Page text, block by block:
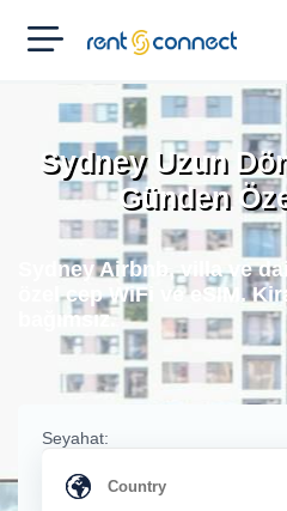
RENT'N
CONNECT
Sydney Uzun
Günden
Sydney Airbnb, villa ve
özel cep WiFi ve eSIM.
bağımsız.
Seyahat: